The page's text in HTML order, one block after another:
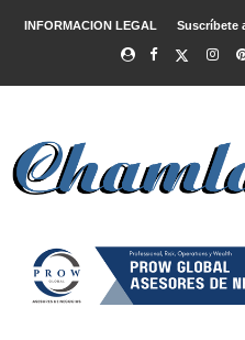
INFORMACION LEGAL Suscríbete